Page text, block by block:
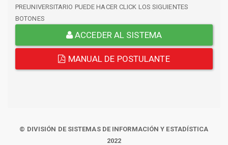
PREUNIVERSITARIO PUEDE HACER CLICK LOS SIGUIENTES
BOTONES
ACCEDER AL SISTEMA
MANUAL DE POSTULANTE
© DIVISIÓN DE SISTEMAS DE INFORMACIÓN Y ESTADÍSTICA
2022